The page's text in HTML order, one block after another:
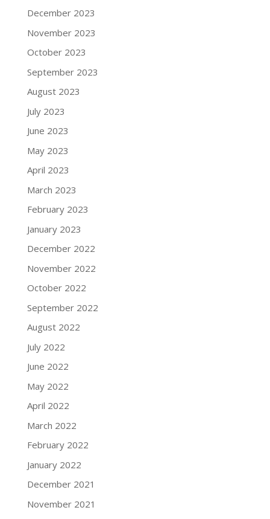
December 2023
November 2023
October 2023
September 2023
August 2023
July 2023
June 2023
May 2023
April 2023
March 2023
February 2023
January 2023
December 2022
November 2022
October 2022
September 2022
August 2022
July 2022
June 2022
May 2022
April 2022
March 2022
February 2022
January 2022
December 2021
November 2021